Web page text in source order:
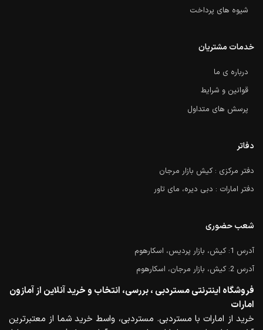
شیوه های پرداخت
خدمات مشتریان
درباره ی ما
قوانین و شرایط
پرسش های متداول
دفاتر
دفتر مرکزی : کیش بازار مرجان
دفتر امارات : دبی دیره، مای تاور
شعب حضوری
آدرس 1: کیش، بازار پردیس، اسکارهوم
آدرس 2: کیش، بازار مرجان، اسکارهوم
فروشگاه اینترنتی مستردبی ، بررسی، انتخاب و خرید آنلاین از آمازون
امارات
خرید از امارات با مستردبی. مستردبی، واسط خرید شما از معتبرترین